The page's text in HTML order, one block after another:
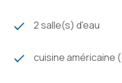
2 salle(s) d'eau
cuisine américaine